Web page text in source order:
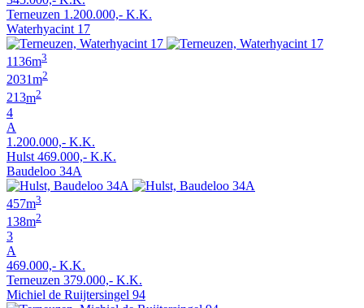
Terneuzen 1.200.000,- K.K.
Waterhyacint 17
1136m3
2031m2
213m2
4
A
1.200.000,- K.K.
Hulst 469.000,- K.K.
Baudeloo 34A
457m3
138m2
3
A
469.000,- K.K.
Terneuzen 379.000,- K.K.
Michiel de Ruijtersingel 94